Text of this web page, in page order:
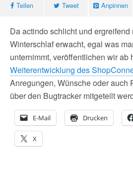
Teilen Tweet Anpinnen
Da actindo schlicht und
Winterschlaf erwacht, egal was
unternimmt, veröffentlichen wir ab
Weiterentwicklung des
Anregungen, Wünsche oder auch
über den Bugtracker mitgeteilt
E-Mail Drucken
X